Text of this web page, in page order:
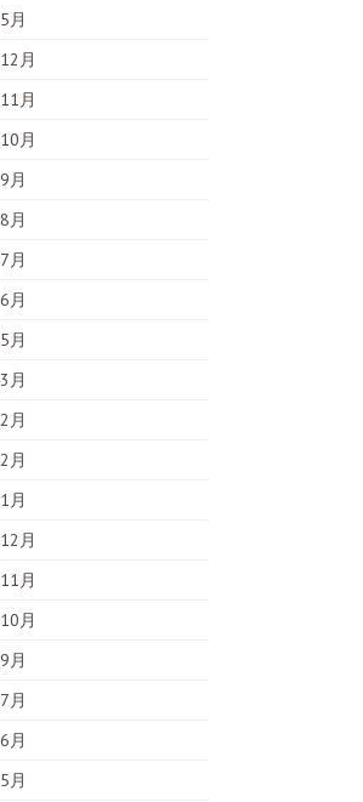
月
月
月
月
月
月
月
月
月
月
月
月
月
月
月
月
月
月
月
月